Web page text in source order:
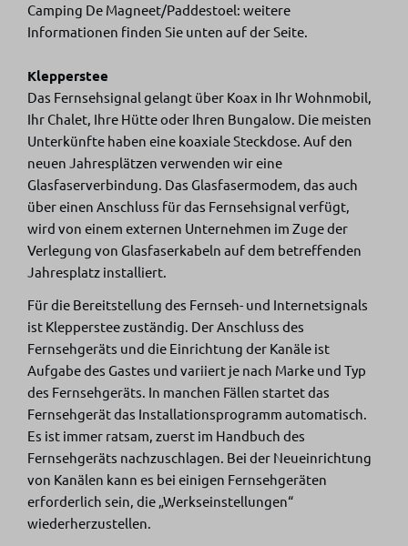
Camping De Magneet/Paddestoel: weitere
Informationen finden Sie unten auf der Seite.
Klepperstee
Das Fernsehsignal gelangt über Koax in Ihr Wohnmobil,
Ihr Chalet, Ihre Hütte oder Ihren Bungalow. Die meisten
Unterkünfte haben eine koaxiale Steckdose. Auf den
neuen Jahresplätzen verwenden wir eine
Glasfaserverbindung. Das Glasfasermodem, das auch
über einen Anschluss für das Fernsehsignal verfügt,
wird von einem externen Unternehmen im Zuge der
Verlegung von Glasfaserkabeln auf dem betreffenden
Jahresplatz installiert.
Für die Bereitstellung des Fernseh- und Internetsignals
ist Klepperstee zuständig. Der Anschluss des
Fernsehgeräts und die Einrichtung der Kanäle ist
Aufgabe des Gastes und variiert je nach Marke und Typ
des Fernsehgeräts. In manchen Fällen startet das
Fernsehgerät das Installationsprogramm automatisch.
Es ist immer ratsam, zuerst im Handbuch des
Fernsehgeräts nachzuschlagen. Bei der Neueinrichtung
von Kanälen kann es bei einigen Fernsehgeräten
erforderlich sein, die „Werkseinstellungen“
wiederherzustellen.